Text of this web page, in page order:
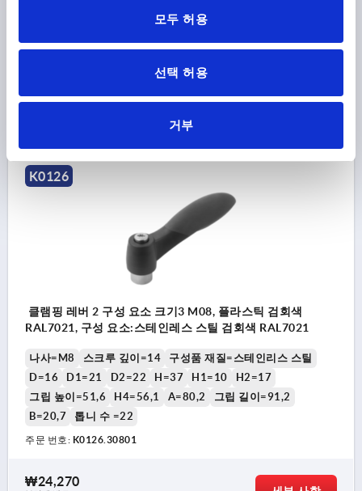
모두 허용
선택 허용
거부
H4=45,2 A=64,9
₩20,650
K0126
클램핑 레버 2 구성 요소 크기3 M08, 플라스틱 검회색
RAL7021, 구성 요소:스테인레스 스틸 검회색 RAL7021
나사=M8 스크루 깊이=14
구성품 재질=스테인리스 스틸
D=16
D1=21 D2=22 H=37 H1=10
H2=17
그립 높이=51,6
H4=56,1 A=80,2
그립 길이=91,2
B=20,7
톱니 수 =22
주문 번호: K0126.30801
₩24,270